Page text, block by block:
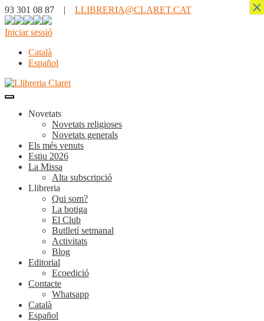
93 301 08 87 | LLIBRERIA@CLARET.CAT
Iniciar sessió
Català
Español
Novetats
Novetats religioses
Novetats generals
Els més venuts
Estiu 2026
La Missa
Alta subscripció
Llibreria
Qui som?
La botiga
El Club
Butlletí setmanal
Activitats
Blog
Editorial
Ecoedició
Contacte
Whatsapp
Català
Español
×